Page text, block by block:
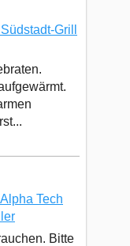
Grill
Tech
Bitte